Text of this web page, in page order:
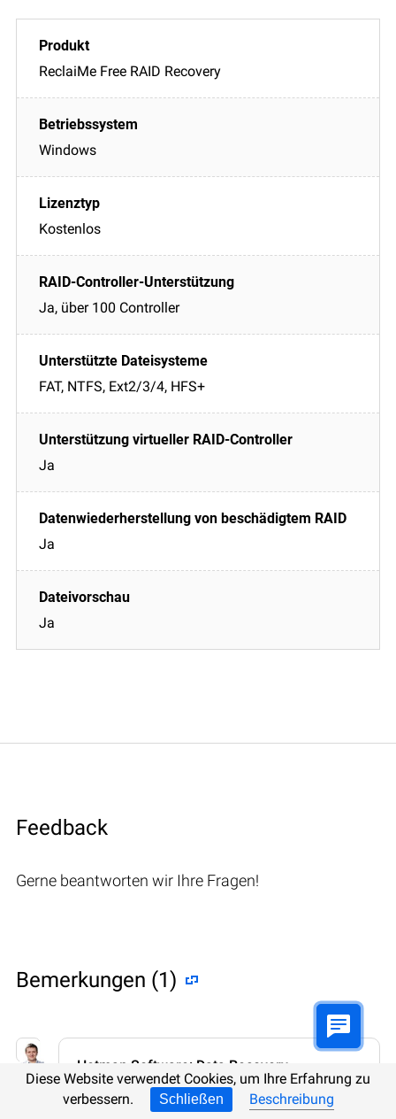
ReclaiMe Free RAID Recovery
Windows
Kostenlos
Ja, über 100 Controller
FAT, NTFS, Ext2/3/4, HFS+
Ja
Ja
Ja
Feedback
Gerne beantworten wir Ihre Fragen!
Bemerkungen (1)
Hetman Software: Data Recovery
9.08.2022 12:31#
Wenn Sie Fragen zum Wiederherstellen von
Diese Website verwendet Cookies, um Ihre Erfahrung zu
verbessern.
Schließen Beschreibung